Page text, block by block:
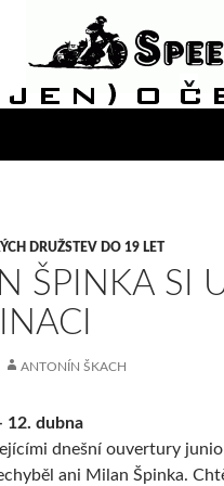
DRUŽSTEV DO 19 LET
ŠPINKA SI
ANTONÍN ŠKACH
12. dubna
dnešní ouvertury
ani Milan Špinka.